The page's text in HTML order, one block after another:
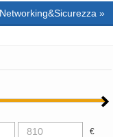
Networking&Sicurezza »
€